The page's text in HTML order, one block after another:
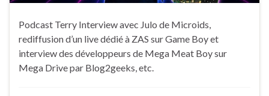
Podcast Terry Interview avec Julo de Microids,
rediffusion d’un live dédié à ZAS sur Game Boy et
interview des développeurs de Mega Meat Boy sur
Mega Drive par Blog2geeks, etc.